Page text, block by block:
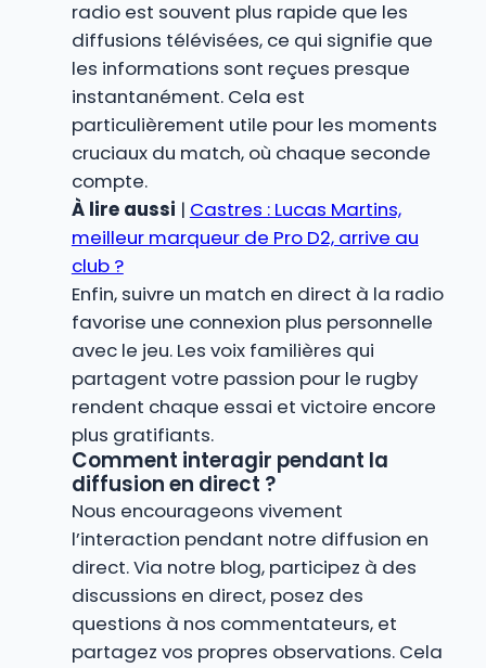
radio est souvent plus rapide que les
diffusions télévisées, ce qui signifie que
les informations sont reçues presque
instantanément. Cela est
particulièrement utile pour les moments
cruciaux du match, où chaque seconde
compte.
À lire aussi | Castres : Lucas Martins,
meilleur marqueur de Pro D2, arrive au
club ?
Enfin, suivre un match en direct à la radio
favorise une connexion plus personnelle
avec le jeu. Les voix familières qui
partagent votre passion pour le rugby
rendent chaque essai et victoire encore
plus gratifiants.
Comment interagir pendant la
diffusion en direct ?
Nous encourageons vivement
l’interaction pendant notre diffusion en
direct. Via notre blog, participez à des
discussions en direct, posez des
questions à nos commentateurs, et
partagez vos propres observations. Cela